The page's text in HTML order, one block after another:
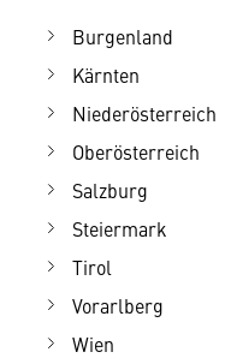
Burgenland
Kärnten
Niederösterreich
Oberösterreich
Salzburg
Steiermark
Tirol
Vorarlberg
Wien